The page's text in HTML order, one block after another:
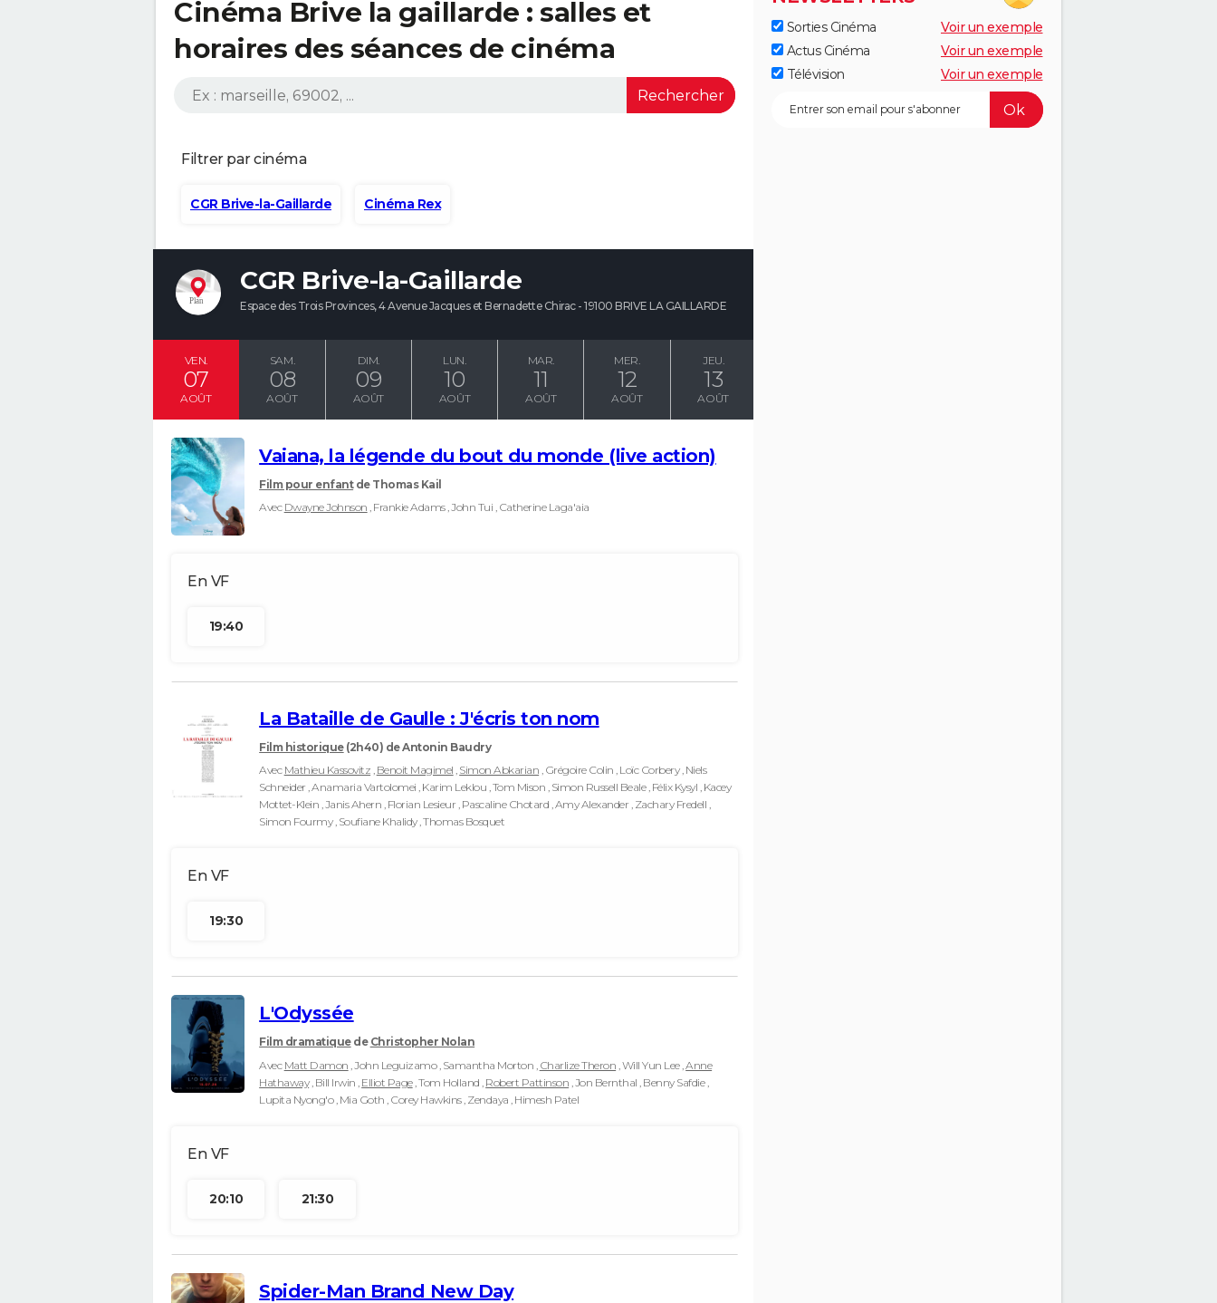
Cinéma Brive la gaillarde : salles et
horaires des séances de cinéma
CGR Brive-la-Gaillarde Cinéma Rex
CGR Brive-la-Gaillarde
Espace des Trois Provinces, 4 Avenue Jacques et Bernadette Chirac - 19100 BRIVE LA GAILLARDE
VEN.
07
AOÛT
SAM.
08
AOÛT
DIM.
09
AOÛT
LUN.
10
AOÛT
MAR.
11
AOÛT
MER.
12
AOÛT
JEU.
13
AOÛT
Vaiana, la légende du bout du monde (live action)
Film pour enfant de Thomas Kail
Avec Dwayne Johnson , Frankie Adams , John Tui , Catherine Laga'aia
19:40
La Bataille de Gaulle : J'écris ton nom
Film historique (2h40) de Antonin Baudry
Avec Mathieu Kassovitz , Benoit Magimel , Simon Abkarian , Grégoire Colin , Loïc Corbery , Niels
Schneider , Anamaria Vartolomei , Karim Leklou , Tom Mison , Simon Russell Beale , Félix Kysyl , Kacey
Mottet-Klein , Janis Ahern , Florian Lesieur , Pascaline Chotard , Amy Alexander , Zachary Fredell ,
Simon Fourmy , Soufiane Khalidy , Thomas Bosquet
19:30
L'Odyssée
Film dramatique de Christopher Nolan
Avec Matt Damon , John Leguizamo , Samantha Morton , Charlize Theron , Will Yun Lee ,Anne
Hathaway, Bill Irwin , Elliot Page, Tom Holland , Robert Pattinson , Jon Bernthal , Benny Safdie ,
Lupita Nyong'o , Mia Goth , Corey Hawkins , Zendaya , Himesh Patel
20:10 21:30
Spider-Man Brand New Day
Sorties Cinéma
Voir un exemple
Actus Cinéma
Voir un exemple
Télévision
Voir un exemple